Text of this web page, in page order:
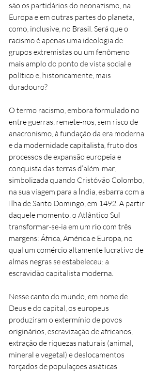
são os partidários do neonazismo, na
Europa e em outras partes do planeta,
como, inclusive, no Brasil. Será que o
racismo é apenas uma ideologia de
grupos extremistas ou um fenômeno
mais amplo do ponto de vista social e
político e, historicamente, mais
duradouro?
O termo racismo, embora formulado no
entre guerras, remete-nos, sem risco de
anacronismo, à fundação da era moderna
e da modernidade capitalista, fruto dos
processos de expansão europeia e
conquista das terras d’além-mar,
simbolizada quando Cristóvão Colombo,
na sua viagem para a Índia, esbarra com a
Ilha de Santo Domingo, em 1492. A partir
daquele momento, o Atlântico Sul
transformar-se-ia em um rio com três
margens: África, América e Europa, no
qual um comércio altamente lucrativo de
almas negras se estabeleceu: a
escravidão capitalista moderna.
Nesse canto do mundo, em nome de
Deus e do capital, os europeus
produziram o extermínio de povos
originários, escravização de africanos,
extração de riquezas naturais (animal,
mineral e vegetal) e deslocamentos
forçados de populações asiáticas